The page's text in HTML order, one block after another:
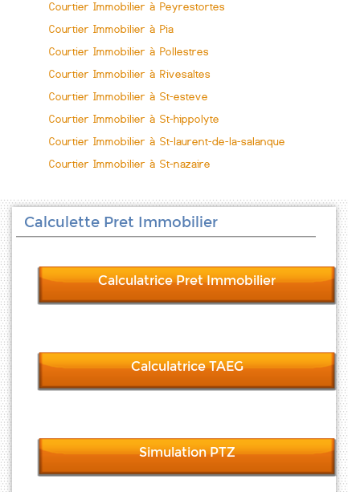
Courtier Immobilier à Peyrestortes
Courtier Immobilier à Pia
Courtier Immobilier à Pollestres
Courtier Immobilier à Rivesaltes
Courtier Immobilier à St-esteve
Courtier Immobilier à St-hippolyte
Courtier Immobilier à St-laurent-de-la-salanque
Courtier Immobilier à St-nazaire
Calculette Pret Immobilier
Calculatrice Pret Immobilier
Calculatrice TAEG
Simulation PTZ